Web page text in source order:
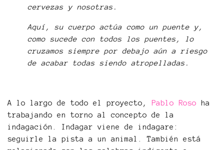
cervezas y nosotras.
Aquí, su cuerpo actúa como un puente y,
como sucede con todos los puentes, lo
cruzamos siempre por debajo aún a riesgo
de acabar todas siendo atropelladas.
A lo largo de todo el proyecto, Pablo Roso ha
trabajando en torno al concepto de la
indagación. Indagar viene de indagare:
seguirle la pista a un animal. También está